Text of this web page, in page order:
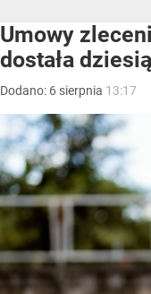
Umowy
dostała
Dodano: 6 sierpnia 13:17